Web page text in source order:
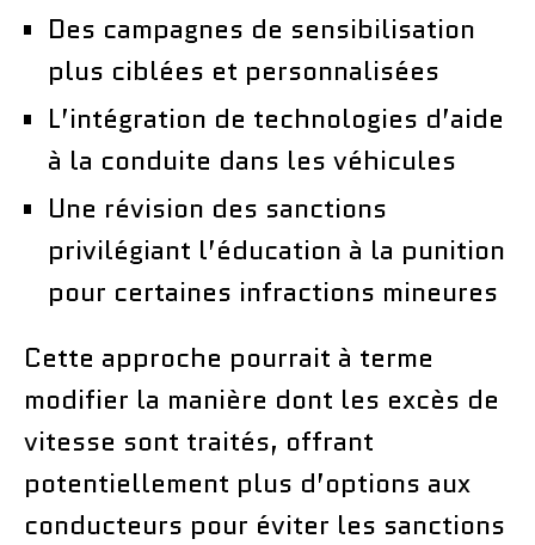
Des campagnes de sensibilisation
plus ciblées et personnalisées
L’intégration de technologies d’aide
à la conduite dans les véhicules
Une révision des sanctions
privilégiant l’éducation à la punition
pour certaines infractions mineures
Cette approche pourrait à terme
modifier la manière dont les excès de
vitesse sont traités, offrant
potentiellement plus d’options aux
conducteurs pour éviter les sanctions